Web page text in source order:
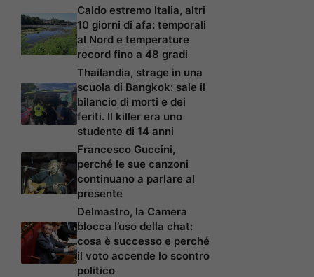
Caldo estremo Italia, altri
10 giorni di afa: temporali
al Nord e temperature
record fino a 48 gradi
Thailandia, strage in una
scuola di Bangkok: sale il
bilancio di morti e dei
feriti. Il killer era uno
studente di 14 anni
Francesco Guccini,
perché le sue canzoni
continuano a parlare al
presente
Delmastro, la Camera
blocca l’uso della chat:
cosa è successo e perché
il voto accende lo scontro
politico